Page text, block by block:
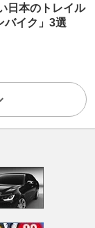
日本のトレイル
バイク」3選